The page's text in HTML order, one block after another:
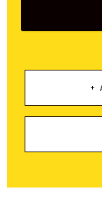
+